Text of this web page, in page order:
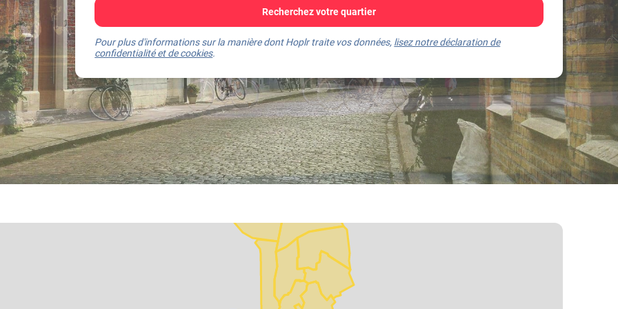
Recherchez votre quartier
Pour plus d'informations sur la manière dont Hoplr traite vos données, lisez notre déclaration de
confidentialité et de cookies.